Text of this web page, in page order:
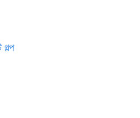
গল্প